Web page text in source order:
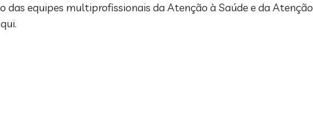
equipes multiprofissionais da Atenção à Saúde e da Atenção